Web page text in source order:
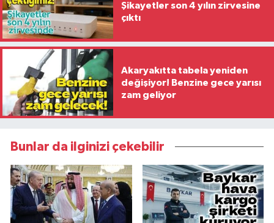
Şikayetler son 4 yılın zirvesine
çıktı
Akaryakıtta tabela yeniden
değişiyor! Benzine gece yarısı
zam geliyor
Bunlar da ilginizi çekebilir